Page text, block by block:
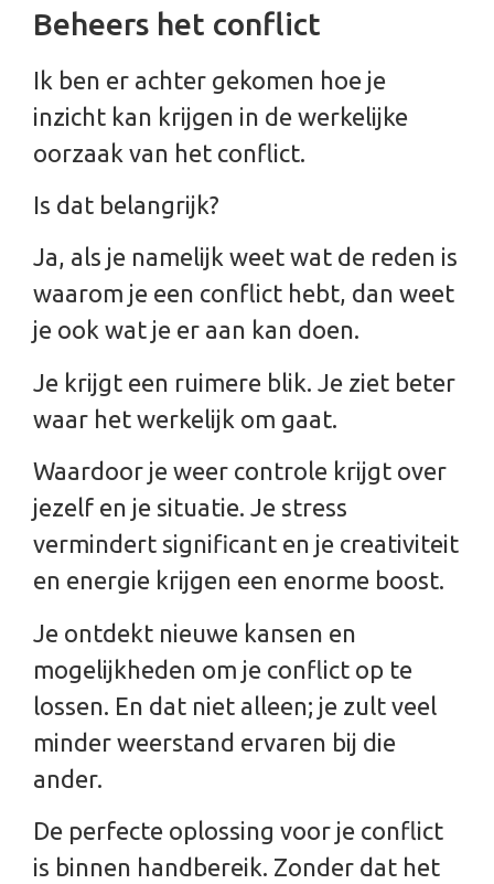
Beheers het conflict
Ik ben er achter gekomen hoe je
inzicht kan krijgen in de werkelijke
oorzaak van het conflict.
Is dat belangrijk?
Ja, als je namelijk weet wat de reden is
waarom je een conflict hebt, dan weet
je ook wat je er aan kan doen.
Je krijgt een ruimere blik. Je ziet beter
waar het werkelijk om gaat.
Waardoor je weer controle krijgt over
jezelf en je situatie. Je stress
vermindert significant en je creativiteit
en energie krijgen een enorme boost.
Je ontdekt nieuwe kansen en
mogelijkheden om je conflict op te
lossen. En dat niet alleen; je zult veel
minder weerstand ervaren bij die
ander.
De perfecte oplossing voor je conflict
is binnen handbereik. Zonder dat het